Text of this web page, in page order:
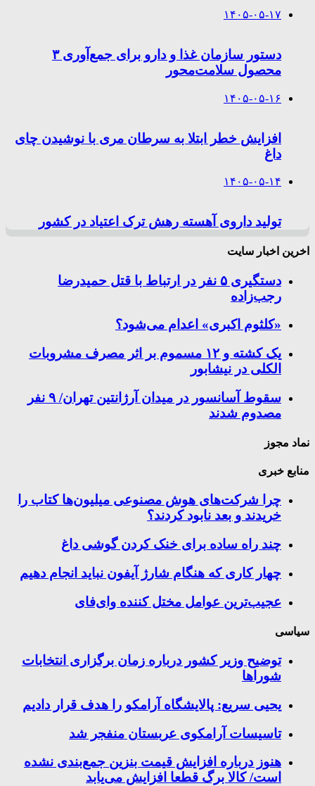
۱۴۰۵-۰۵-۱۷
دستور سازمان غذا و دارو برای جمع‌آوری ۳
محصول سلامت‌محور
۱۴۰۵-۰۵-۱۶
افزایش خطر ابتلا به سرطان مری با نوشیدن چای
داغ
۱۴۰۵-۰۵-۱۴
تولید داروی آهسته رهش ترک اعتیاد در کشور
اخرین اخبار سایت
دستگیری ۵ نفر در ارتباط با قتل حمیدرضا
رجب‌زاده
«کلثوم اکبری» اعدام می‌شود؟
یک کشته و ۱۲ مسموم بر اثر مصرف مشروبات
الکلی در نیشابور
سقوط آسانسور در میدان آرژانتین تهران/ ۹ نفر
مصدوم شدند
نماد مجوز
منابع خبری
چرا شرکت‌های هوش مصنوعی میلیون‌ها کتاب را
خریدند و بعد نابود کردند؟
چند راه‌ ساده برای خنک کردن گوشی داغ
چهار کاری که هنگام شارژ آیفون نباید انجام دهیم
عجیب‌ترین عوامل مختل کننده وای‌فای
سیاسی
توضیح وزیر کشور درباره زمان برگزاری انتخابات
شوراها
یحیی سریع: پالایشگاه آرامکو را هدف قرار دادیم
تاسیسات آرامکوی عربستان منفجر شد
هنوز درباره افزایش قیمت بنزین جمع‌بندی نشده
است/ کالا برگ قطعا افزایش می‌یابد